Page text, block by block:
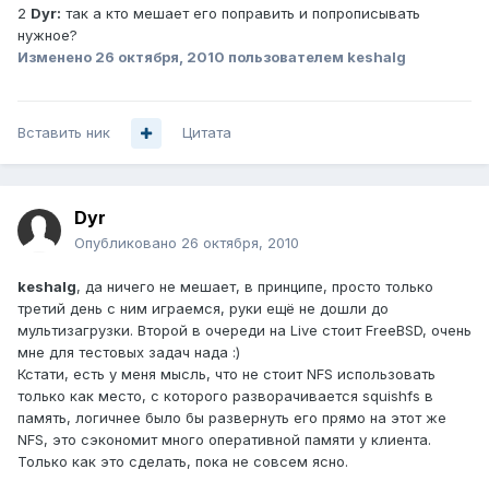
2 Dyr: так а кто мешает его поправить и попрописывать
нужное?
Изменено 26 октября, 2010 пользователем keshalg
Вставить ник Цитата
Dyr
Опубликовано 26 октября, 2010
keshalg, да ничего не мешает, в принципе, просто только
третий день с ним играемся, руки ещё не дошли до
мультизагрузки. Второй в очереди на Live стоит FreeBSD, очень
мне для тестовых задач нада :)
Кстати, есть у меня мысль, что не стоит NFS использовать
только как место, с которого разворачивается squishfs в
память, логичнее было бы развернуть его прямо на этот же
NFS, это сэкономит много оперативной памяти у клиента.
Только как это сделать, пока не совсем ясно.